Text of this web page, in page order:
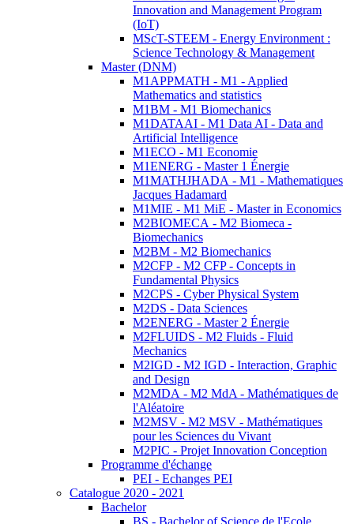
Innovation and Management Program
(IoT)
MScT-STEEM - Energy Environment :
Science Technology & Management
Master (DNM)
M1APPMATH - M1 - Applied
Mathematics and statistics
M1BM - M1 Biomechanics
M1DATAAI - M1 Data AI - Data and
Artificial Intelligence
M1ECO - M1 Economie
M1ENERG - Master 1 Énergie
M1MATHJHADA - M1 - Mathematiques
Jacques Hadamard
M1MIE - M1 MiE - Master in Economics
M2BIOMECA - M2 Biomeca -
Biomechanics
M2BM - M2 Biomechanics
M2CFP - M2 CFP - Concepts in
Fundamental Physics
M2CPS - Cyber Physical System
M2DS - Data Sciences
M2ENERG - Master 2 Énergie
M2FLUIDS - M2 Fluids - Fluid
Mechanics
M2IGD - M2 IGD - Interaction, Graphic
and Design
M2MDA - M2 MdA - Mathématiques de
l'Aléatoire
M2MSV - M2 MSV - Mathématiques
pour les Sciences du Vivant
M2PIC - Projet Innovation Conception
Programme d'échange
PEI - Echanges PEI
Catalogue 2020 - 2021
Bachelor
BS - Bachelor of Science de l'Ecole